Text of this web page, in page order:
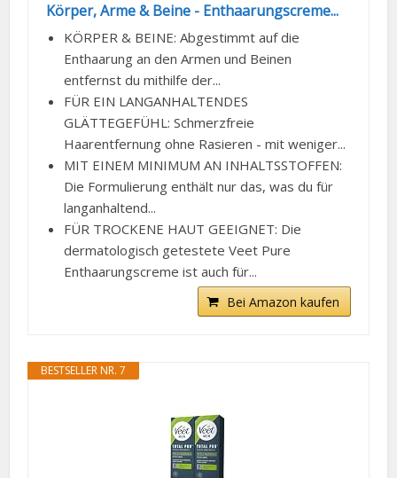
Körper, Arme & Beine - Enthaarungscreme...
KÖRPER & BEINE: Abgestimmt auf die
Enthaarung an den Armen und Beinen
entfernst du mithilfe der...
FÜR EIN LANGANHALTENDES
GLÄTTEGEFÜHL: Schmerzfreie
Haarentfernung ohne Rasieren - mit weniger...
MIT EINEM MINIMUM AN INHALTSSTOFFEN:
Die Formulierung enthält nur das, was du für
langanhaltend...
FÜR TROCKENE HAUT GEEIGNET: Die
dermatologisch getestete Veet Pure
Enthaarungscreme ist auch für...
Bei Amazon kaufen
BESTSELLER NR. 7